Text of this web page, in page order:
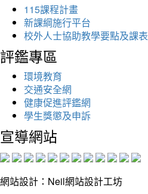
115課程計畫
新課綱施行平台
校外人士協助教學要點及課表
評鑑專區
環境教育
交通安全網
健康促進評鑑網
學生獎懲及申訴
宣導網站
網站設計：Neil網站設計工坊